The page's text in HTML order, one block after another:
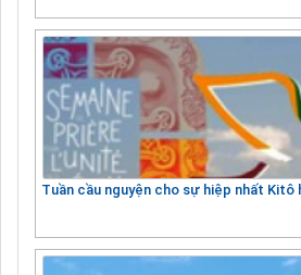
Tuần cầu nguyện cho sự hiệp nhất Kitô